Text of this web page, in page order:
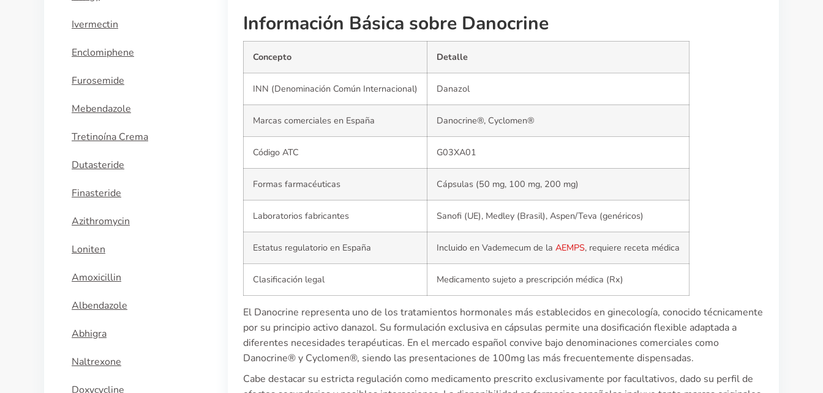
Ivermectin
Enclomiphene
Furosemide
Mebendazole
Tretinoína Crema
Dutasteride
Finasteride
Azithromycin
Loniten
Amoxicillin
Albendazole
Abhigra
Naltrexone
Doxycycline
Información Básica sobre Danocrine
Concepto Detalle
INN (Denominación Común Internacional) Danazol
Marcas comerciales en España Danocrine®, Cyclomen®
Código ATC G03XA01
Formas farmacéuticas Cápsulas (50 mg, 100 mg, 200 mg)
Laboratorios fabricantes Sanofi (UE), Medley (Brasil), Aspen/Teva (genéricos)
Estatus regulatorio en España Incluido en Vademecum de la AEMPS, requiere receta médica
Clasificación legal Medicamento sujeto a prescripción médica (Rx)
El Danocrine representa uno de los tratamientos hormonales más establecidos en ginecología, conocido técnicamente
por su principio activo danazol. Su formulación exclusiva en cápsulas permite una dosificación flexible adaptada a
diferentes necesidades terapéuticas. En el mercado español convive bajo denominaciones comerciales como
Danocrine® y Cyclomen®, siendo las presentaciones de 100mg las más frecuentemente dispensadas.
Cabe destacar su estricta regulación como medicamento prescrito exclusivamente por facultativos, dado su perfil de